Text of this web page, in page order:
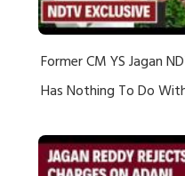
Former CM YS Jagan
Has Nothing To Do